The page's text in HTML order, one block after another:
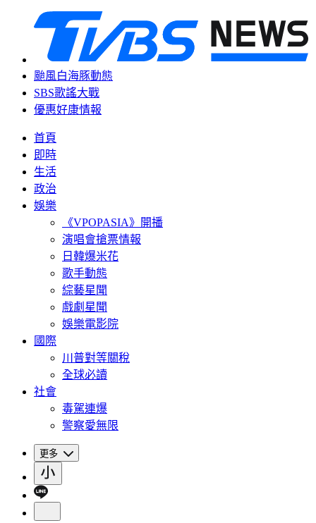
颱風白海豚動態
SBS歌謠大戰
優惠好康情報
首頁
即時
生活
政治
娛樂
《VPOPASIA》開播
演唱會搶票情報
日韓爆米花
歌手動態
綜藝星聞
戲劇星聞
娛樂電影院
國際
川普對等關稅
全球必讀
社會
毒駕連爆
警察愛無限
更多